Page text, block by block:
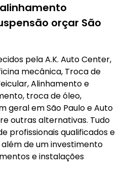
orçar São
pela A.K. Auto Center,
mecânica, Troca de
Alinhamento e
troca de óleo,
geral em São Paulo e Auto
outras alternativas. Tudo
profissionais qualificados e
de um investimento
e instalações